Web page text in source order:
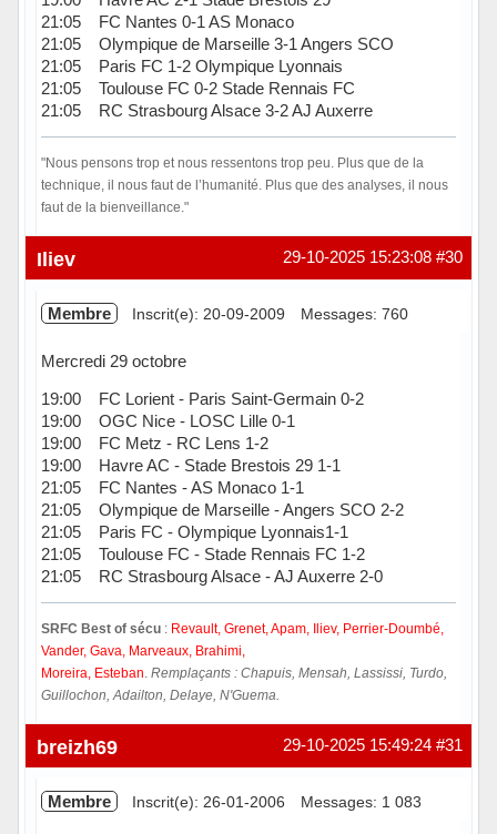
21:05 FC Nantes 0-1 AS Monaco
21:05 Olympique de Marseille 3-1 Angers SCO
21:05 Paris FC 1-2 Olympique Lyonnais
21:05 Toulouse FC 0-2 Stade Rennais FC
21:05 RC Strasbourg Alsace 3-2 AJ Auxerre
"Nous pensons trop et nous ressentons trop peu. Plus que de la
technique, il nous faut de l’humanité. Plus que des analyses, il nous
faut de la bienveillance."
Hors ligne #30
29-10-2025 15:23:08
Iliev
Membre Inscrit(e): 20-09-2009 Messages: 760
Mercredi 29 octobre
19:00 FC Lorient - Paris Saint-Germain 0-2
19:00 OGC Nice - LOSC Lille 0-1
19:00 FC Metz - RC Lens 1-2
19:00 Havre AC - Stade Brestois 29 1-1
21:05 FC Nantes - AS Monaco 1-1
21:05 Olympique de Marseille - Angers SCO 2-2
21:05 Paris FC - Olympique Lyonnais1-1
21:05 Toulouse FC - Stade Rennais FC 1-2
21:05 RC Strasbourg Alsace - AJ Auxerre 2-0
SRFC Best of sécu: Revault, Grenet, Apam, Iliev, Perrier-Doumbé,
Vander, Gava, Marveaux, Brahimi,
Moreira, Esteban Remplaçants : Chapuis, Mensah, Lassissi, Turdo,
Guillochon, Adailton, Delaye, N'Guema.
Hors ligne #31
29-10-2025 15:49:24
breizh69
Membre Inscrit(e): 26-01-2006 Messages: 1 083